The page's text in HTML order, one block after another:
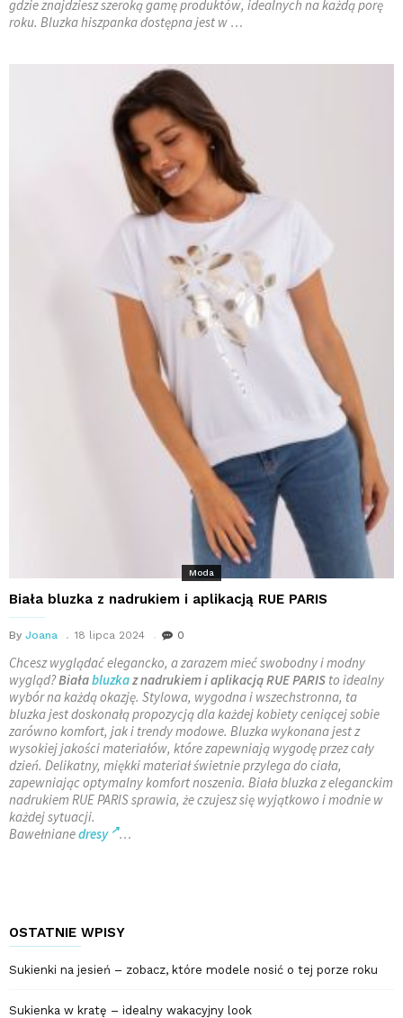
gdzie znajdziesz szeroką gamę produktów, idealnych na każdą porę
roku. Bluzka hiszpanka dostępna jest w …
Moda
Biała bluzka z nadrukiem i aplikacją RUE PARIS
By Joana 18 lipca 2024 0
Chcesz wyglądać elegancko, a zarazem mieć swobodny i modny
wygląd?Białabluzkaz nadrukiem i aplikacją RUE PARIS to idealny
wybór na każdą okazję. Stylowa, wygodna i wszechstronna, ta
bluzka jest doskonałą propozycją dla każdej kobiety ceniącej sobie
zarówno komfort, jak i trendy modowe. Bluzka wykonana jest z
wysokiej jakości materiałów, które zapewniają wygodę przez cały
dzień. Delikatny, miękki materiał świetnie przylega do ciała,
zapewniając optymalny komfort noszenia. Biała bluzka z eleganckim
nadrukiem RUE PARIS sprawia, że czujesz się wyjątkowo i modnie w
każdej sytuacji.
Bawełnianedresy …
OSTATNIE WPISY
Sukienki na jesień – zobacz, które modele nosić o tej porze roku
Sukienka w kratę – idealny wakacyjny look